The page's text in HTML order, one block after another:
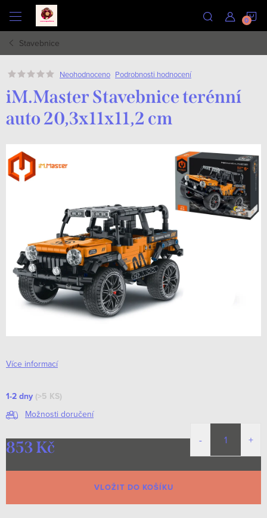
obsah
Stavebnice
Neohodnoceno Podrobnosti hodnocení
iM.Master Stavebnice terénní
auto 20,3x11x11,2 cm
Více informací
1-2 dny (>5 KS)
Možnosti doručení
853 Kč
cena:
VLOŽIT DO KOŠÍKU